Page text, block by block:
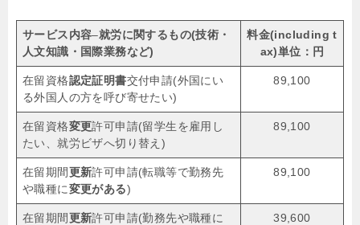
サービス内容–就労に関するもの(技術・
人文知識・国際業務など)
料金(including t
ax)単位：円
在留資格認定証明書交付申請(外国にい
る外国人の方を呼び寄せたい)
89,100
在留資格変更許可申請(留学生を雇用し
たい、就労ビザへ切り替え)
89,100
在留期間更新許可申請(転職等で勤務先
や職種に変更がある)
89,100
在留期間更新許可申請(勤務先や職種に
39,600